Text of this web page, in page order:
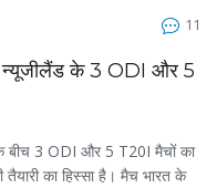
11
न्यूजीलैंड के 3 ODI और 5
बीच 3 ODI और 5 T20I मैचों का
का हिस्सा है। मैच भारत के